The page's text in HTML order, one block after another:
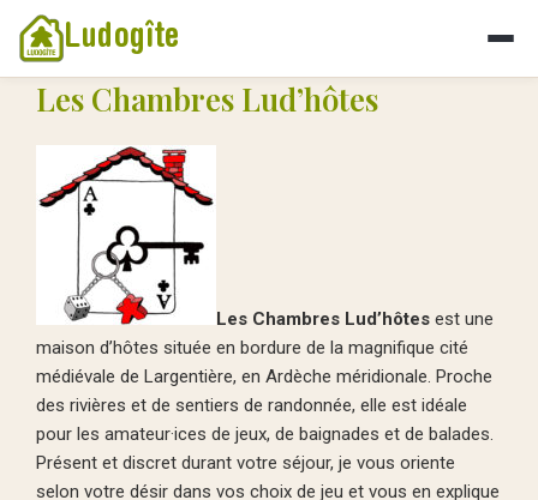
Ludogîte
Les Chambres Lud’hôtes
Les Chambres Lud’hôtes est une
maison d’hôtes située en bordure de la magnifique cité
médiévale de Largentière, en Ardèche méridionale. Proche
des rivières et de sentiers de randonnée, elle est idéale
pour les amateur·ices de jeux, de baignades et de balades.
Présent et discret durant votre séjour, je vous oriente
selon votre désir dans vos choix de jeu et vous en explique